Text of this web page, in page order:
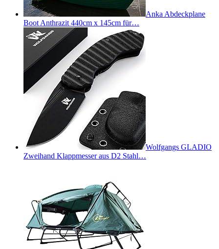
Anka Abdeckplane
Boot Anthrazit 440cm x 145cm für…
Wolfgangs GLADIO
Zweihand Klappmesser aus D2 Stahl…